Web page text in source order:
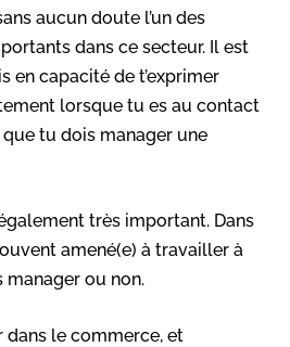
aucun doute l’un des
dans ce secteur. Il est
en capacité de t’exprimer
lorsque tu es au contact
tu dois manager une
très important. Dans
amené(e) à travailler à
manager ou non.
dans le commerce, et